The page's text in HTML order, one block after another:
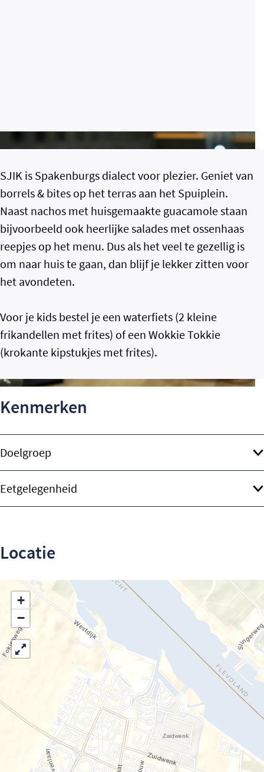
SJIK is Spakenburgs dialect voor plezier. Geniet van
borrels & bites op het terras aan het Spuiplein.
Naast nachos met huisgemaakte guacamole staan
bijvoorbeeld ook heerlijke salades met ossenhaas
reepjes op het menu. Dus als het veel te gezellig is
om naar huis te gaan, dan blijf je lekker zitten voor
het avondeten.
Voor je kids bestel je een waterfiets (2 kleine
frikandellen met frites) of een Wokkie Tokkie
(krokante kipstukjes met frites).
Kenmerken
Doelgroep
Eetgelegenheid
Locatie
+
−